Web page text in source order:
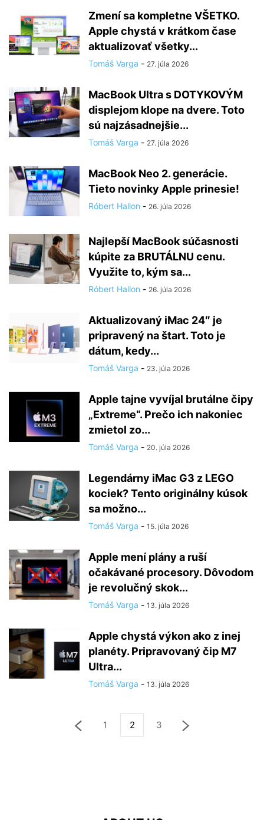
Zmení sa kompletne VŠETKO.
Apple chystá v krátkom čase
aktualizovať všetky...
Tomáš Varga - 27. júla 2026
MacBook Ultra s DOTYKOVÝM
displejom klope na dvere. Toto
sú najzásadnejšie...
Tomáš Varga - 27. júla 2026
MacBook Neo 2. generácie.
Tieto novinky Apple prinesie!
Róbert Hallon - 26. júla 2026
Najlepší MacBook súčasnosti
kúpite za BRUTÁLNU cenu.
Využite to, kým sa...
Róbert Hallon - 26. júla 2026
Aktualizovaný iMac 24″ je
pripravený na štart. Toto je
dátum, kedy...
Tomáš Varga - 23. júla 2026
Apple tajne vyvíjal brutálne čipy
„Extreme“. Prečo ich nakoniec
zmietol zo...
Tomáš Varga - 20. júla 2026
Legendárny iMac G3 z LEGO
kociek? Tento originálny kúsok
sa možno...
Tomáš Varga - 15. júla 2026
Apple mení plány a ruší
očakávané procesory. Dôvodom
je revolučný skok...
Tomáš Varga - 13. júla 2026
Apple chystá výkon ako z inej
planéty. Pripravovaný čip M7
Ultra...
Tomáš Varga - 13. júla 2026
1 2 3